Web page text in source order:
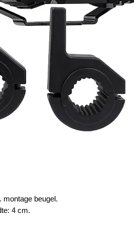
montage beugel.
4 cm.